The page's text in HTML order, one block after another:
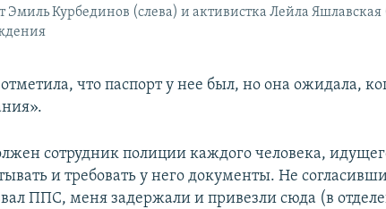
Эмиль Курбединов (слева) и активистка Лейла Яшлавская
что паспорт у нее был, но она ожидала,
сотрудник полиции каждого человека,
и требовать у него документы. Не
ППС, меня задержали и привезли сюда (в